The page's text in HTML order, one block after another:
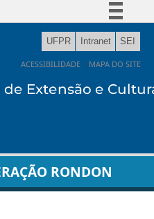
Simplifique!
Comunica BR
Acesso à informação
UFPR Intranet SEI
ACESSIBILIDADE | MAPA DO SITE
RONDON